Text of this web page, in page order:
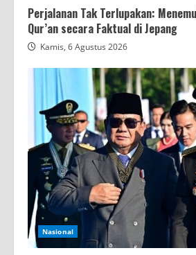
Perjalanan Tak Terlupakan:
Qur’an secara Faktual di Jepang
Kamis, 6 Agustus 2026
Nasional